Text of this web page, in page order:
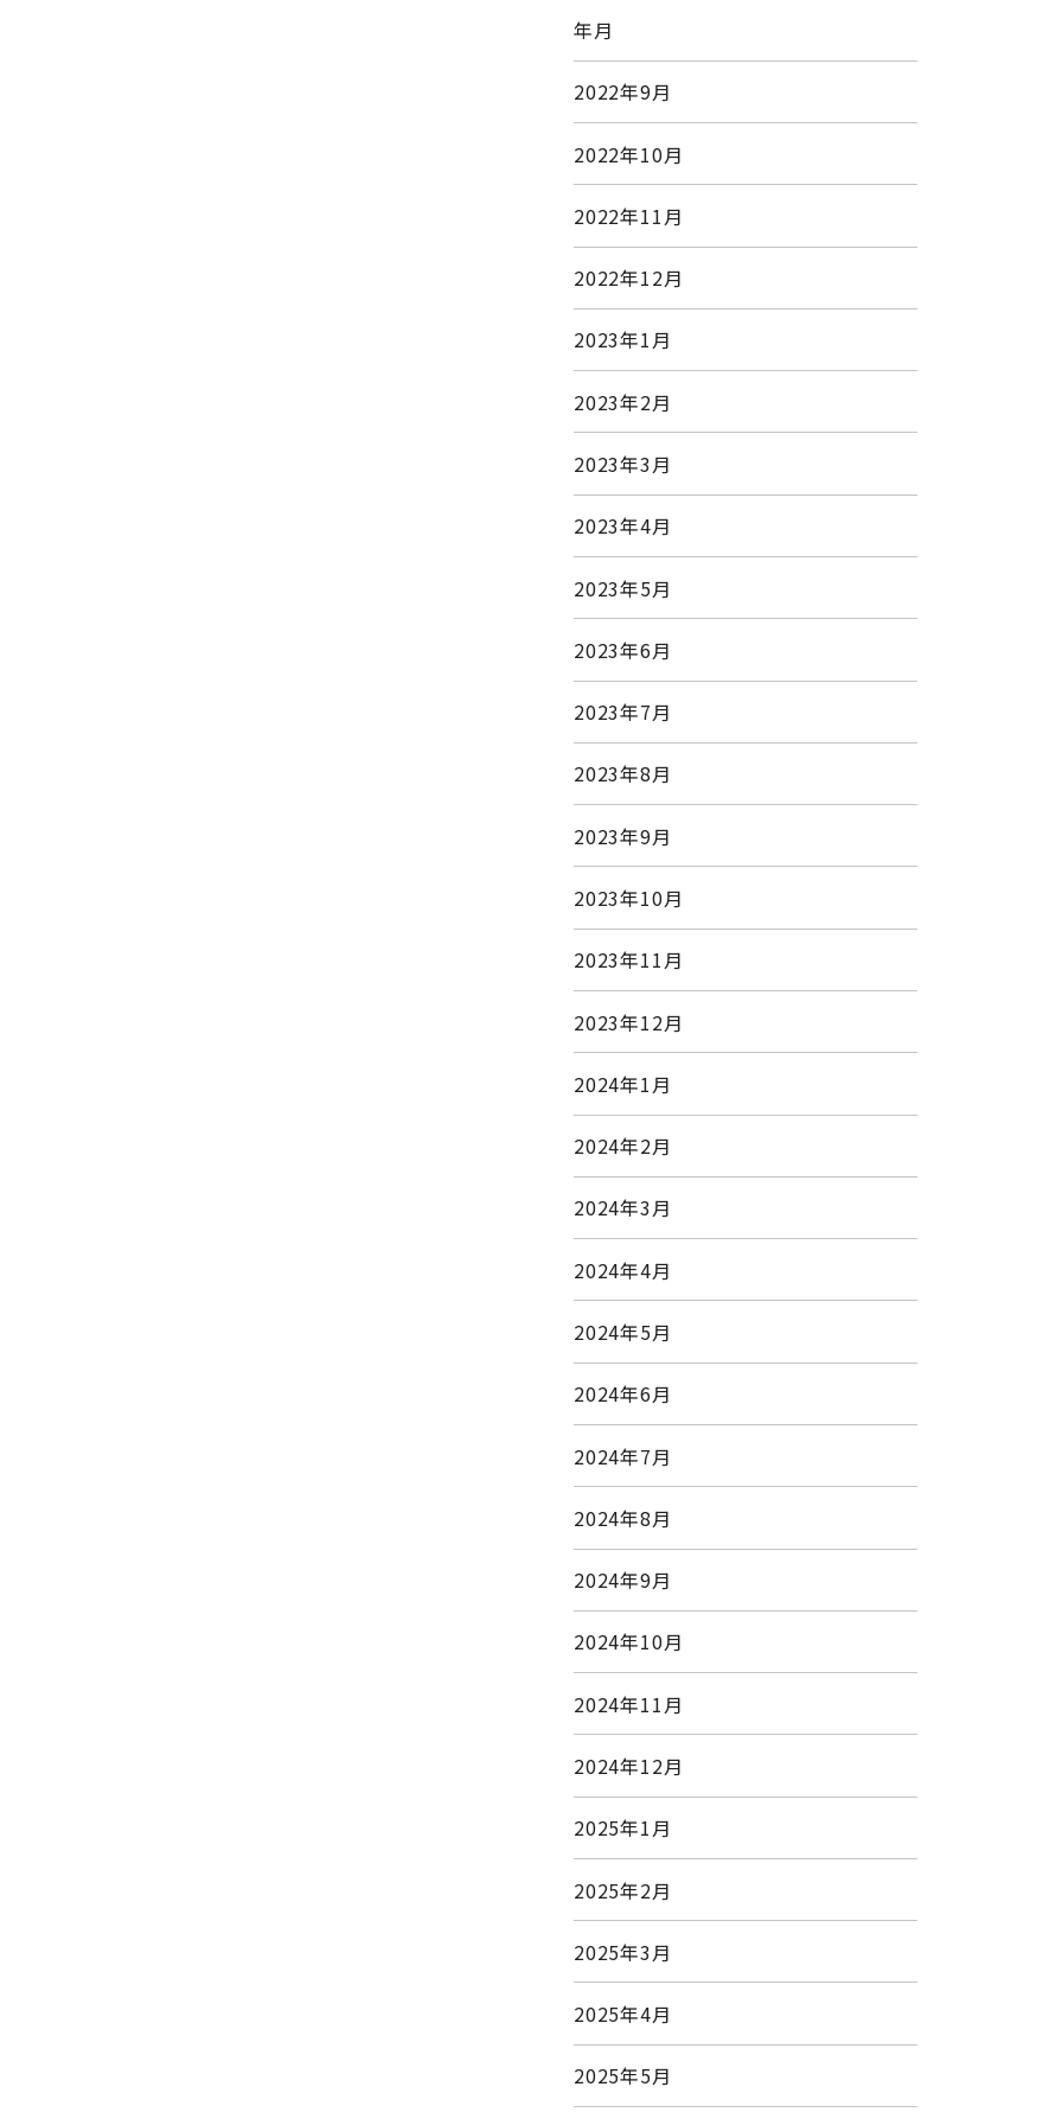
年月
2022年9月
2022年10月
2022年11月
2022年12月
2023年1月
2023年2月
2023年3月
2023年4月
2023年5月
2023年6月
2023年7月
2023年8月
2023年9月
2023年10月
2023年11月
2023年12月
2024年1月
2024年2月
2024年3月
2024年4月
2024年5月
2024年6月
2024年7月
2024年8月
2024年9月
2024年10月
2024年11月
2024年12月
2025年1月
2025年2月
2025年3月
2025年4月
2025年5月